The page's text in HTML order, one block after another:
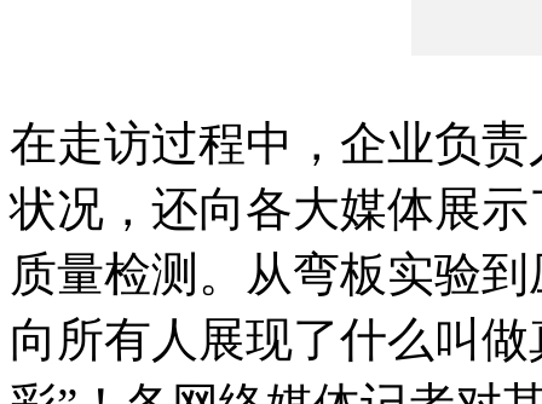
在走访过程中，企业负
状况，还向各大媒体展
质量检测。从弯板实验
向所有人展现了什么叫